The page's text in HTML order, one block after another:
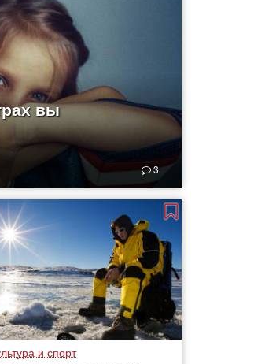
вы
3
и спорт